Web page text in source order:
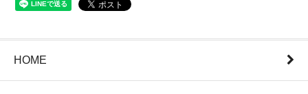
HOME